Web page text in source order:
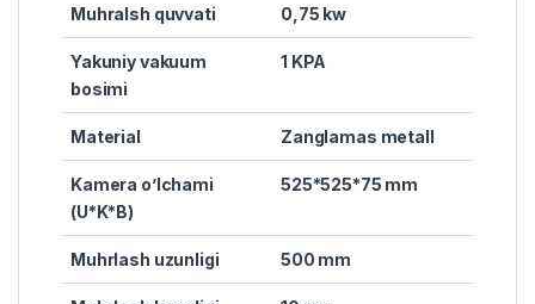
Muhralsh quvvati 0,75 kw
Yakuniy vakuum
bosimi
1 KPA
Material Zanglamas metall
Kamera o’lchami
(U*K*B)
525*525*75 mm
Muhrlash uzunligi 500 mm